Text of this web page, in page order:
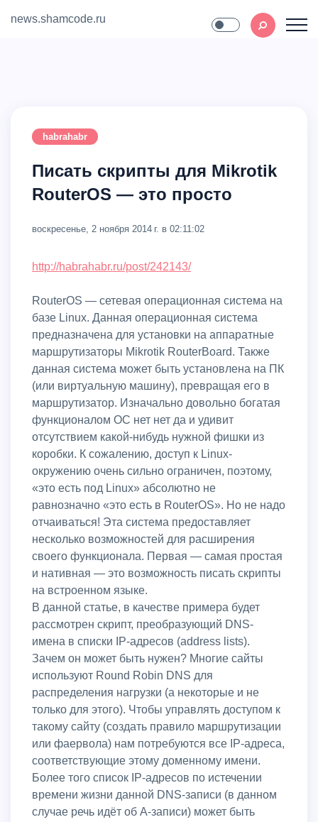
news.shamcode.ru
habrahabr
Писать скрипты для Mikrotik
RouterOS — это просто
воскресенье, 2 ноября 2014 г. в 02:11:02
http://habrahabr.ru/post/242143/
RouterOS — сетевая операционная система на
базе Linux. Данная операционная система
предназначена для установки на аппаратные
маршрутизаторы Mikrotik RouterBoard. Также
данная система может быть установлена на ПК
(или виртуальную машину), превращая его в
маршрутизатор. Изначально довольно богатая
функционалом ОС нет нет да и удивит
отсутствием какой-нибудь нужной фишки из
коробки. К сожалению, доступ к Linux-
окружению очень сильно ограничен, поэтому,
«это есть под Linux» абсолютно не
равнозначно «это есть в RouterOS». Но не надо
отчаиваться! Эта система предоставляет
несколько возможностей для расширения
своего функционала. Первая — самая простая
и нативная — это возможность писать скрипты
на встроенном языке.
В данной статье, в качестве примера будет
рассмотрен скрипт, преобразующий DNS-
имена в списки IP-адресов (address lists).
Зачем он может быть нужен? Многие сайты
используют Round Robin DNS для
распределения нагрузки (а некоторые и не
только для этого). Чтобы управлять доступом к
такому сайту (создать правило маршрутизации
или фаервола) нам потребуются все IP-адреса,
соответствующие этому доменному имени.
Более того список IP-адресов по истечении
времени жизни данной DNS-записи (в данном
случае речь идёт об A-записи) может быть